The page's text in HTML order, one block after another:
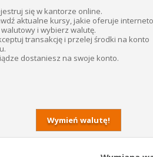
się​​ w​ kantorze​ online.
aktualne​ kursy,​ jakie​ oferuje​​
i​ wybierz​​ walutę.
​transakcję​ ​i​ ​przelej​ ​środki​ ​na​ ​konto​
dostaniesz​​ na​​ swoje​​ konto​​.
Wymień walutę!